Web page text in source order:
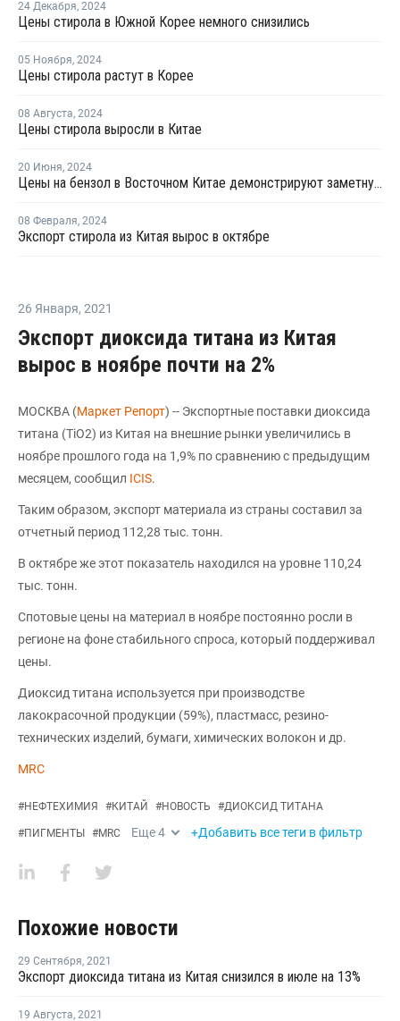
24 Декабря, 2024
Цены стирола в Южной Корее немного снизились
05 Ноября, 2024
Цены стирола растут в Корее
08 Августа, 2024
Цены стирола выросли в Китае
20 Июня, 2024
Цены на бензол в Восточном Китае демонстрируют заметную тенденцию к росту
08 Февраля, 2024
Экспорт стирола из Китая вырос в октябре
26 Января, 2021
Экспорт диоксида титана из Китая
вырос в ноябре почти на 2%
МОСКВА (Маркет Репорт) -- Экспортные поставки диоксида
титана (TiO2) из Китая на внешние рынки увеличились в
ноябре прошлого года на 1,9% по сравнению с предыдущим
месяцем, сообщил ICIS.
Таким образом, экспорт материала из страны составил за
отчетный период 112,28 тыс. тонн.
В октябре же этот показатель находился на уровне 110,24
тыс. тонн.
Спотовые цены на материал в ноябре постоянно росли в
регионе на фоне стабильного спроса, который поддерживал
цены.
Диоксид титана используется при производстве
лакокрасочной продукции (59%), пластмасс, резино-
технических изделий, бумаги, химических волокон и др.
MRC
#НЕФТЕХИМИЯ #КИТАЙ #НОВОСТЬ #ДИОКСИД ТИТАНА
#ПИГМЕНТЫ #MRC Еще4 +Добавить все теги в фильтр
Похожие новости
29 Сентября, 2021
Экспорт диоксида титана из Китая снизился в июле на 13%
19 Августа, 2021